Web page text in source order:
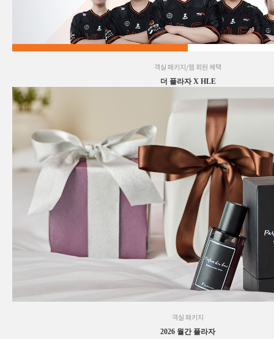
객실 패키지/웹 회원 혜택
더 플라자 X HLE
객실 패키지
2026 월간 플라자